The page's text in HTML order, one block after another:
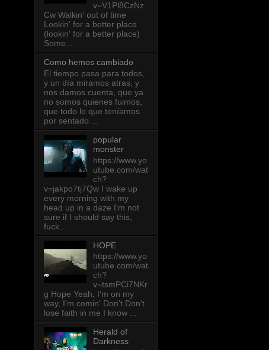
v=V1Pl8CzNz
Cw Walkin' out of time
Lookin' for a better place
(lookin' for a better place)
Some...
Como hemos cambiado
El tiempo pasa para todos,
y un día miramos atras, y
nos damos cuenta, que ya
no somos quienes fuimos,
que todo lo que teníamos
por sentado ...
popular
monster
https://www.yo
utube.com/wat
ch?
v=jakpo7tj7Qw I wake up
every morning with my
head up in a daze I'm not
sure if I should say this,
fuck...
HOPE
https://www.yo
utube.com/wat
ch?
v=tsmPCi7NKr
g Hope Yeah, I'm on my
way, I'm comin' Don't Don't
lose faith in me I know ...
Herald of
Darkness